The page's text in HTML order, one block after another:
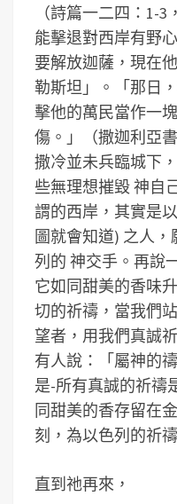
（詩篇一二四：1-3
能擊退對西岸有野
要解放迦薩，現在
勒斯坦」。「那日
擊他的萬民當作一
傷。」（撒迦利亞
撒冷並未兵臨城下
些無理想摧毀 神自
謂的西岸，其實是
圖就會知道) 之人
列的 神交手。 再說
它如同甜美的香味
切的祈禱，當我們
望者，用我們真誠
有人說：「屬神的
是-所有真誠的祈禱
同甜美的香存留在
刻，為以色列的祈
直到祂再來，